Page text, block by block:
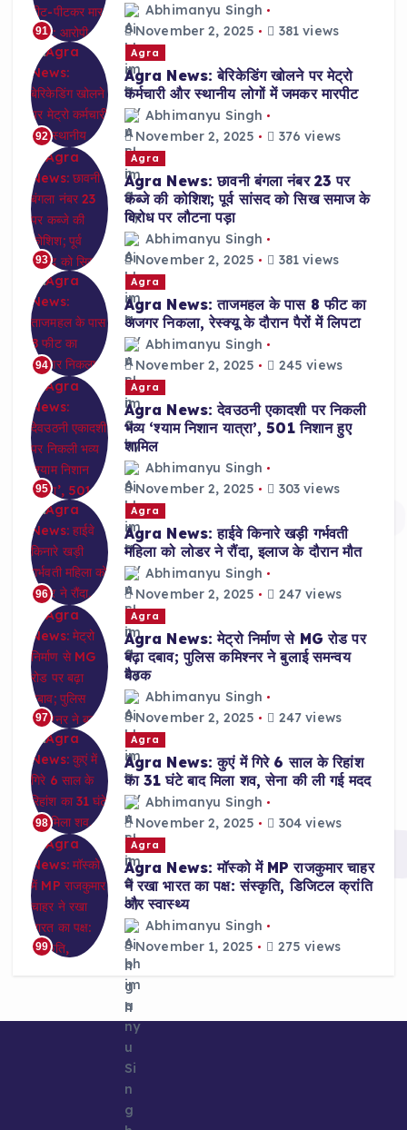
91
Abhimanyu Singh
November 2, 2025
381 views
92
Agra
Agra News: बेरिकेडिंग खोलने पर मेट्रो
कर्मचारी और स्थानीय लोगों में जमकर मारपीट
Abhimanyu Singh
November 2, 2025
376 views
93
Agra
Agra News: छावनी बंगला नंबर 23 पर
कब्जे की कोशिश; पूर्व सांसद को सिख समाज के
विरोध पर लौटना पड़ा
Abhimanyu Singh
November 2, 2025
381 views
94
Agra
Agra News: ताजमहल के पास 8 फीट का
अजगर निकला, रेस्क्यू के दौरान पैरों में लिपटा
Abhimanyu Singh
November 2, 2025
245 views
95
Agra
Agra News: देवउठनी एकादशी पर निकली
भव्य ‘श्याम निशान यात्रा’, 501 निशान हुए
शामिल
Abhimanyu Singh
November 2, 2025
303 views
96
Agra
Agra News: हाईवे किनारे खड़ी गर्भवती
महिला को लोडर ने रौंदा, इलाज के दौरान मौत
Abhimanyu Singh
November 2, 2025
247 views
97
Agra
Agra News: मेट्रो निर्माण से MG रोड पर
बढ़ा दबाव; पुलिस कमिश्नर ने बुलाई समन्वय
बैठक
Abhimanyu Singh
November 2, 2025
247 views
98
Agra
Agra News: कुएं में गिरे 6 साल के रिहांश
का 31 घंटे बाद मिला शव, सेना की ली गई मदद
Abhimanyu Singh
November 2, 2025
304 views
99
Agra
Agra News: मॉस्को में MP राजकुमार चाहर
ने रखा भारत का पक्ष: संस्कृति, डिजिटल क्रांति
और स्वास्थ्य
Abhimanyu Singh
November 1, 2025
275 views